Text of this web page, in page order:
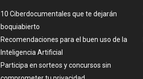
10 Ciberdocumentales que te dejarán
boquiabierto
Recomendaciones para el buen uso de la
Inteligencia Artificial
Participa en sorteos y concursos sin